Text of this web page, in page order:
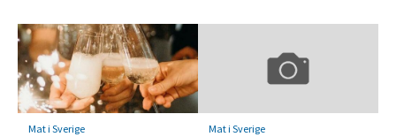
Mat i Sverige Mat i Sverige